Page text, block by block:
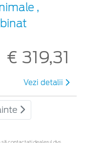
,
€ 319,31
Vezi detalii